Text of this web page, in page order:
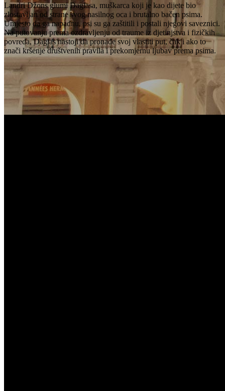
Landri Džons glumi Daglasa, muškarca koji je kao dijete bio
zlostavljan od strane svog nasilnog oca i brutalno bačen psima.
Umjesto da ga napadnu, psi su ga zaštitili i postali njegovi saveznici.
Na putovanju prema ozdravljenju od traume iz djetinjstva i fizičkih
povreda, Daglas nastoji da pronađe svoj vlastiti put, čak i ako to
znači kršenje društvenih pravila i prekomjernu ljubav prema psima.